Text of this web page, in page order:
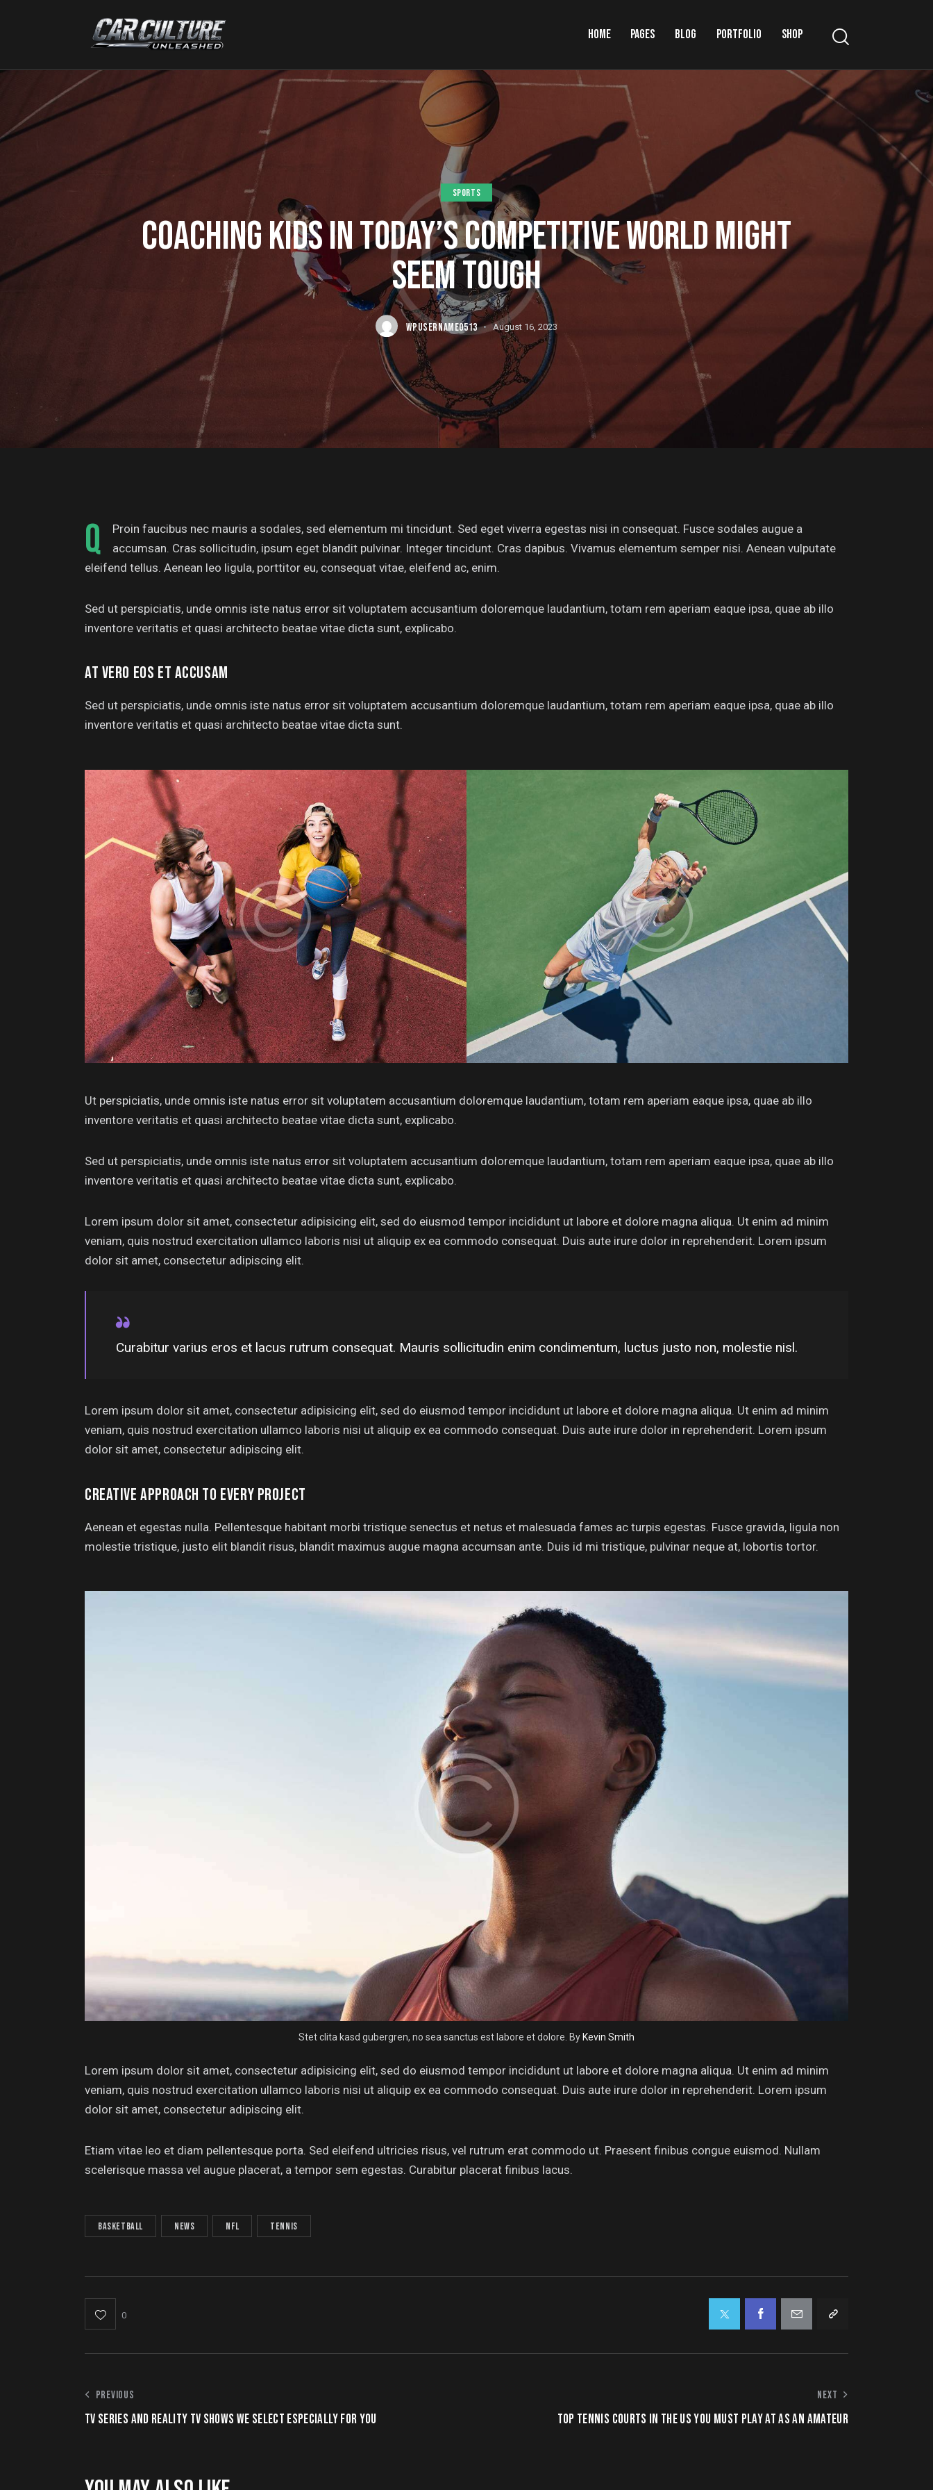
HOME PAGES BLOG PORTFOLIO SHOP
SPORTS
COACHING KIDS IN TODAY’S COMPETITIVE WORLD MIGHT
SEEM TOUGH
WPUSERNAME0513 August 16, 2023
Q
Proin faucibus nec mauris a sodales, sed elementum mi tincidunt. Sed eget viverra egestas nisi in consequat. Fusce sodales augue a
accumsan. Cras sollicitudin, ipsum eget blandit pulvinar. Integer tincidunt. Cras dapibus. Vivamus elementum semper nisi. Aenean vulputate
eleifend tellus. Aenean leo ligula, porttitor eu, consequat vitae, eleifend ac, enim.
Sed ut perspiciatis, unde omnis iste natus error sit voluptatem accusantium doloremque laudantium, totam rem aperiam eaque ipsa, quae ab illo
inventore veritatis et quasi architecto beatae vitae dicta sunt, explicabo.
AT VERO EOS ET ACCUSAM
Sed ut perspiciatis, unde omnis iste natus error sit voluptatem accusantium doloremque laudantium, totam rem aperiam eaque ipsa, quae ab illo
inventore veritatis et quasi architecto beatae vitae dicta sunt.
Ut perspiciatis, unde omnis iste natus error sit voluptatem accusantium doloremque laudantium, totam rem aperiam eaque ipsa, quae ab illo
inventore veritatis et quasi architecto beatae vitae dicta sunt, explicabo.
Sed ut perspiciatis, unde omnis iste natus error sit voluptatem accusantium doloremque laudantium, totam rem aperiam eaque ipsa, quae ab illo
inventore veritatis et quasi architecto beatae vitae dicta sunt, explicabo.
Lorem ipsum dolor sit amet, consectetur adipisicing elit, sed do eiusmod tempor incididunt ut labore et dolore magna aliqua. Ut enim ad minim
veniam, quis nostrud exercitation ullamco laboris nisi ut aliquip ex ea commodo consequat. Duis aute irure dolor in reprehenderit. Lorem ipsum
dolor sit amet, consectetur adipiscing elit.
Curabitur varius eros et lacus rutrum consequat. Mauris sollicitudin enim condimentum, luctus justo non, molestie nisl.
Lorem ipsum dolor sit amet, consectetur adipisicing elit, sed do eiusmod tempor incididunt ut labore et dolore magna aliqua. Ut enim ad minim
veniam, quis nostrud exercitation ullamco laboris nisi ut aliquip ex ea commodo consequat. Duis aute irure dolor in reprehenderit. Lorem ipsum
dolor sit amet, consectetur adipiscing elit.
CREATIVE APPROACH TO EVERY PROJECT
Aenean et egestas nulla. Pellentesque habitant morbi tristique senectus et netus et malesuada fames ac turpis egestas. Fusce gravida, ligula non
molestie tristique, justo elit blandit risus, blandit maximus augue magna accumsan ante. Duis id mi tristique, pulvinar neque at, lobortis tortor.
Stet clita kasd gubergren, no sea sanctus est labore et dolore. By Kevin Smith
Lorem ipsum dolor sit amet, consectetur adipisicing elit, sed do eiusmod tempor incididunt ut labore et dolore magna aliqua. Ut enim ad minim
veniam, quis nostrud exercitation ullamco laboris nisi ut aliquip ex ea commodo consequat. Duis aute irure dolor in reprehenderit. Lorem ipsum
dolor sit amet, consectetur adipiscing elit.
Etiam vitae leo et diam pellentesque porta. Sed eleifend ultricies risus, vel rutrum erat commodo ut. Praesent finibus congue euismod. Nullam
scelerisque massa vel augue placerat, a tempor sem egestas. Curabitur placerat finibus lacus.
basketball news NFL tennis
0
POST
PREVIOUS
TV SERIES AND REALITY TV SHOWS WE SELECT ESPECIALLY FOR YOU
NEXT
TOP TENNIS COURTS IN THE US YOU MUST PLAY AT AS AN AMATEUR